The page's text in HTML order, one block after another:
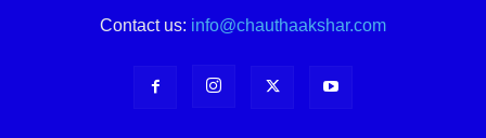
Contact us: info@chauthaakshar.com